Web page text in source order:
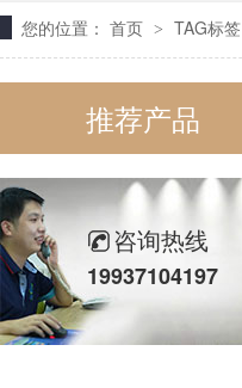
您的位置： 首页 > TAG标签
推荐产品
咨询热线
19937104197